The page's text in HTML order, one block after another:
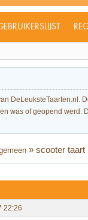
was of geopend
»scooter taart
22:26